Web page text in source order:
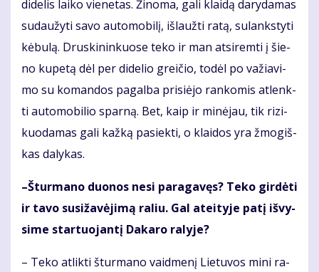
di­de­lis lai­ko vie­ne­tas. Ži­no­ma, ga­li klai­dą da­ry­da­mas
su­dau­žy­ti sa­vo au­to­mo­bi­lį, iš­lauž­ti ra­tą, su­lanks­ty­ti
kė­bu­lą. Drus­ki­nin­kuo­se te­ko ir man at­si­rem­ti į šie­
no ku­pe­tą dėl per di­de­lio grei­čio, to­dėl po va­žia­vi­
mo su ko­man­dos pa­gal­ba pri­si­ė­jo ran­ko­mis at­lenk­
ti au­to­mo­bi­lio spar­ną. Bet, kaip ir mi­nė­jau, tik ri­zi­
kuo­da­mas ga­li kaž­ką pa­siek­ti, o klai­dos yra žmo­giš­
kas da­ly­kas.
–Štur­ma­no duo­nos ne­si pa­ra­ga­vęs? Te­ko gir­dė­ti
ir ta­vo su­si­ža­vė­ji­mą ra­liu. Gal at­ei­ty­je pa­tį iš­vy­
si­me star­tuo­jan­tį Da­ka­ro ra­ly­je?
– Te­ko at­lik­ti štur­ma­no vaid­me­nį Lie­tu­vos mi­ni ra­